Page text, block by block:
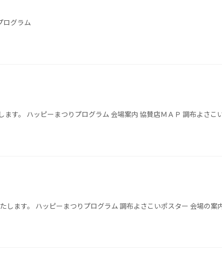
ログラム
す。 ハッピーまつりプログラム 会場案内 協賛店ＭＡＰ 調布よさこ
します。 ハッピーまつりプログラム 調布よさこいポスター 会場の案